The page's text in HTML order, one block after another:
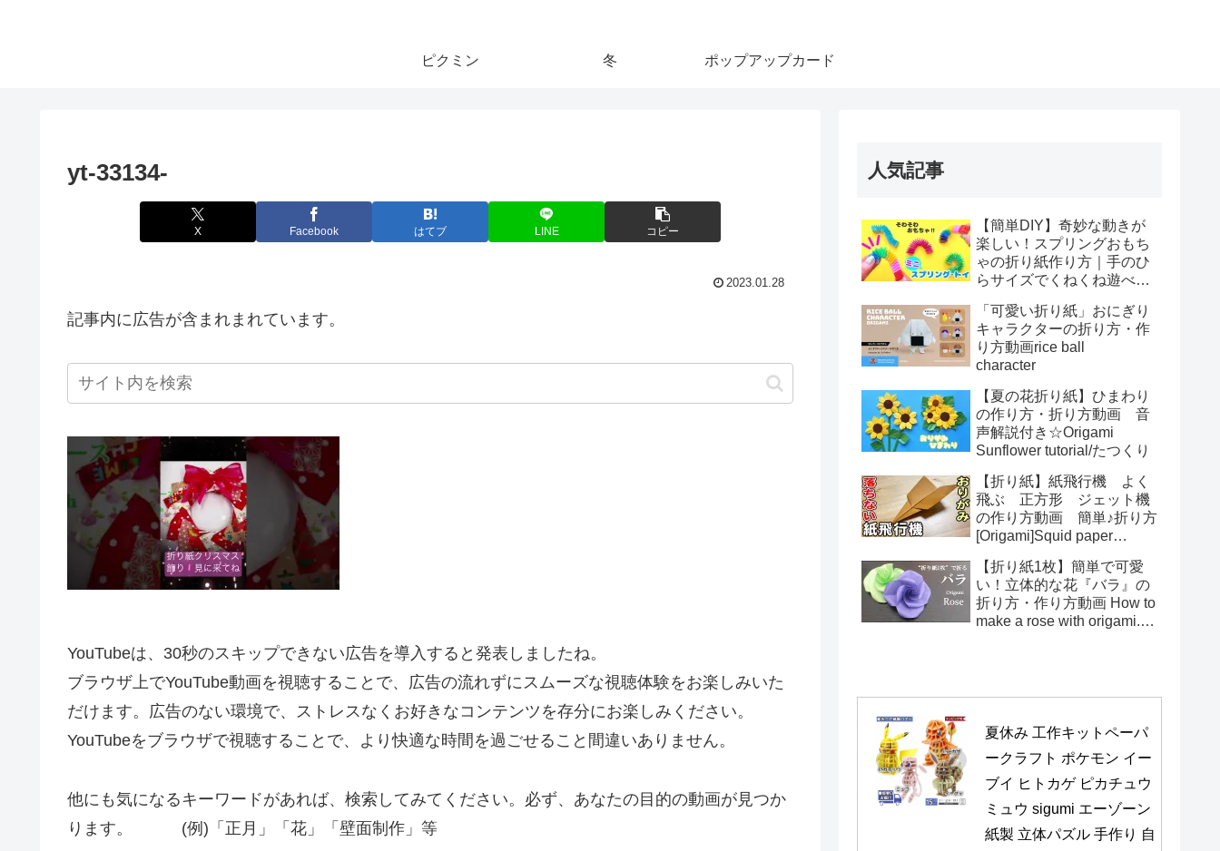
ピクミン 冬 ポップアップカード
yt-33134-
X Facebook はてブ LINE コピー
2023.01.28
記事内に広告が含まれまれています。
YouTubeは、30秒のスキップできない広告を導入すると発表しましたね。
ブラウザ上でYouTube動画を視聴することで、広告の流れずにスムーズな視聴体験をお楽しみいた
だけます。広告のない環境で、ストレスなくお好きなコンテンツを存分にお楽しみください。
YouTubeをブラウザで視聴することで、より快適な時間を過ごせること間違いありません。
他にも気になるキーワードがあれば、検索してみてください。必ず、あなたの目的の動画が見つか
ります。 (例)「正月」「花」「壁面制作」等
人気記事
【簡単DIY】奇妙な動きが
楽しい！スプリングおもち
ゃの折り紙作り方｜手のひ
らサイズでくねくね遊べ
toys Origami
「可愛い折り紙」おにぎり
キャラクターの折り方・作
り方動画rice ball
character
【夏の花折り紙】ひまわり
の作り方・折り方動画 音
声解説付き☆Origami
Sunflower tutorial/たつくり
【折り紙】紙飛行機 よく
飛ぶ 正方形 ジェット機
の作り方動画 簡単♪折り方
[Origami]Squid paper
【折り紙1枚】簡単で可愛
い！立体的な花『バラ』の
折り方・作り方動画 How to
make a rose with origami.It's
夏休み 工作キットペーパ
ークラフト ポケモン イー
ブイ ヒトカゲ ピカチュウ
ミュウ sigumi エーゾーン
紙製 立体パズル 手作り 自